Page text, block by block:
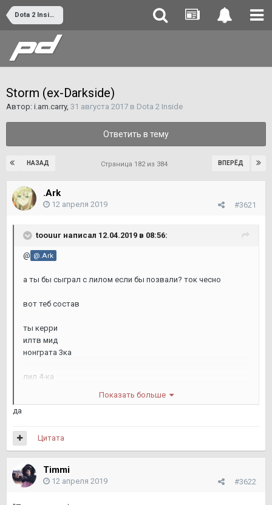
Dota 2 Inside
Storm (ex-Darkside)
Автор: i.am.carry, 31 августа 2017 в Dota 2 Inside
Ответить в тему
НАЗАД ВПЕРЁД
Страница 182 из 384
.Ark
#3621
12 апреля 2019
toouur написал 12.04.2019 в 08:56:
@ @.Ark
а ты бы сыграл с лилом если бы позвали? ток чесно
вот теб состав
ты керри
илтв мид
нонграта 3ка
лил 4-ка
Показать больше
да
Цитата
Timmi
#3622
12 апреля 2019